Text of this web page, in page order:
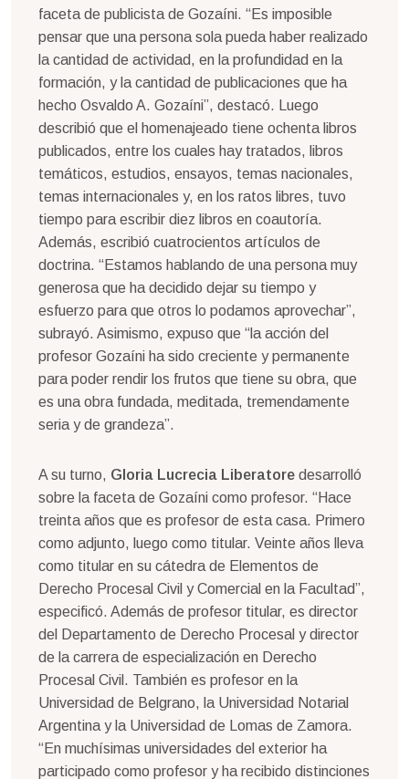
faceta de publicista de Gozaíni. “Es imposible
pensar que una persona sola pueda haber realizado
la cantidad de actividad, en la profundidad en la
formación, y la cantidad de publicaciones que ha
hecho Osvaldo A. Gozaíni”, destacó. Luego
describió que el homenajeado tiene ochenta libros
publicados, entre los cuales hay tratados, libros
temáticos, estudios, ensayos, temas nacionales,
temas internacionales y, en los ratos libres, tuvo
tiempo para escribir diez libros en coautoría.
Además, escribió cuatrocientos artículos de
doctrina. “Estamos hablando de una persona muy
generosa que ha decidido dejar su tiempo y
esfuerzo para que otros lo podamos aprovechar”,
subrayó. Asimismo, expuso que “la acción del
profesor Gozaíni ha sido creciente y permanente
para poder rendir los frutos que tiene su obra, que
es una obra fundada, meditada, tremendamente
seria y de grandeza”.
A su turno, Gloria Lucrecia Liberatore desarrolló
sobre la faceta de Gozaíni como profesor. “Hace
treinta años que es profesor de esta casa. Primero
como adjunto, luego como titular. Veinte años lleva
como titular en su cátedra de Elementos de
Derecho Procesal Civil y Comercial en la Facultad”,
especificó. Además de profesor titular, es director
del Departamento de Derecho Procesal y director
de la carrera de especialización en Derecho
Procesal Civil. También es profesor en la
Universidad de Belgrano, la Universidad Notarial
Argentina y la Universidad de Lomas de Zamora.
“En muchísimas universidades del exterior ha
participado como profesor y ha recibido distinciones